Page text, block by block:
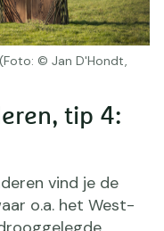
© Jan D'Hondt,
tip 4:
vind je de
o.a. het West-